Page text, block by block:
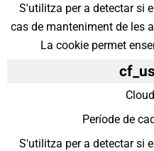
S'utilitza per a detectar si
cas de manteniment de les
La cookie permet
Període de
S'utilitza per a detectar si